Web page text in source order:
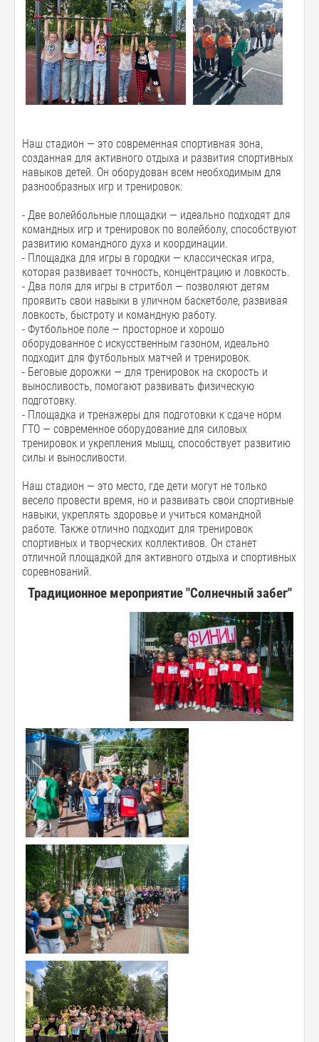
Наш стадион — это современная спортивная зона,
созданная для активного отдыха и развития спортивных
навыков детей. Он оборудован всем необходимым для
разнообразных игр и тренировок:
- Две волейбольные площадки — идеально подходят для
командных игр и тренировок по волейболу, способствуют
развитию командного духа и координации.
- Площадка для игры в городки — классическая игра,
которая развивает точность, концентрацию и ловкость.
- Два поля для игры в стритбол — позволяют детям
проявить свои навыки в уличном баскетболе, развивая
ловкость, быстроту и командную работу.
- Футбольное поле — просторное и хорошо
оборудованное с искусственным газоном, идеально
подходит для футбольных матчей и тренировок.
- Беговые дорожки — для тренировок на скорость и
выносливость, помогают развивать физическую
подготовку.
- Площадка и тренажеры для подготовки к сдаче норм
ГТО — современное оборудование для силовых
тренировок и укрепления мышц, способствует развитию
силы и выносливости.
Наш стадион — это место, где дети могут не только
весело провести время, но и развивать свои спортивные
навыки, укреплять здоровье и учиться командной
работе. Также отлично подходит для тренировок
спортивных и творческих коллективов. Он станет
отличной площадкой для активного отдыха и спортивных
соревнований.
Традиционное мероприятие "Солнечный забег"